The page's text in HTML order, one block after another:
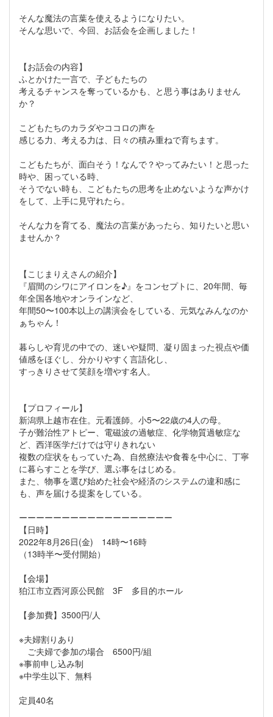
そんな魔法の言葉を使えるようになりたい。
そんな思いで、今回、お話会を企画しました！
【お話会の内容】
ふとかけた一言で、子どもたちの
考えるチャンスを奪っているかも、と思う事はありません
か？
こどもたちのカラダやココロの声を
感じる力、考える力は、日々の積み重ねで育ちます。
こどもたちが、面白そう！なんで？やってみたい！と思った
時や、困っている時、
そうでない時も、こどもたちの思考を止めないような声かけ
をして、上手に見守れたら。
そんな力を育てる、魔法の言葉があったら、知りたいと思い
ませんか？
【こじまりえさんの紹介】
『眉間のシワにアイロンを♪』をコンセプトに、20年間、毎
年全国各地やオンラインなど、
年間50〜100本以上の講演会をしている、元気なみんなのか
ぁちゃん！
暮らしや育児の中での、迷いや疑問、凝り固まった視点や価
値感をほぐし、分かりやすく言語化し、
すっきりさせて笑顔を増やす名人。
【プロフィール】
新潟県上越市在住。元看護師。小5〜22歳の4人の母。
子が難治性アトピー、電磁波の過敏症、化学物質過敏症な
ど、西洋医学だけでは守りきれない
複数の症状をもっていた為、自然療法や食養を中心に、丁寧
に暮らすことを学び、選ぶ事をはじめる。
また、物事を選び始めた社会や経済のシステムの違和感に
も、声を届ける提案をしている。
ーーーーーーーーーーーーーーーーーー
【日時】
2022年8月26日(金) 14時〜16時
（13時半〜受付開始）
【会場】
狛江市立西河原公民館 3F 多目的ホール
【参加費】3500円/人
※夫婦割りあり
ご夫婦で参加の場合 6500円/組
※事前申し込み制
※中学生以下、無料
定員40名